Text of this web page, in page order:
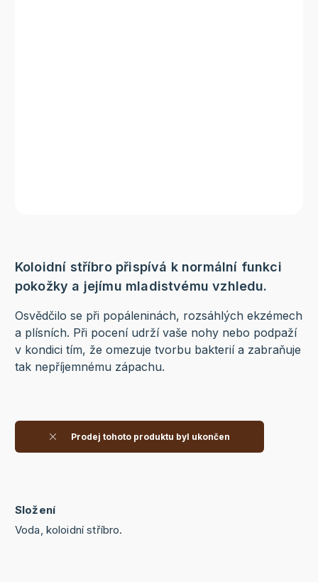
Koloidní stříbro přispívá k normální funkci
pokožky a jejímu mladistvému vzhledu.
Osvědčilo se při popáleninách, rozsáhlých ekzémech
a plísních. Při pocení udrží vaše nohy nebo podpaží
v kondici tím, že omezuje tvorbu bakterií a zabraňuje
tak nepříjemnému zápachu.
Prodej tohoto produktu byl ukončen
Složení
Voda, koloidní stříbro.